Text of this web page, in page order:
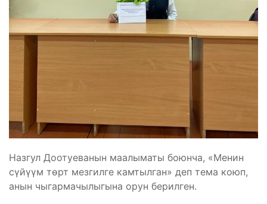
Назгул Доотуеванын маалыматы боюнча, «Менин
сүйүүм төрт мезгилге камтылган» деп тема коюп,
анын чыгармачылыгына орун берилген.